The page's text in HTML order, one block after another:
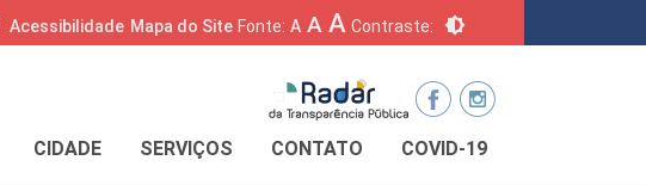
Acessibilidade Mapa do Site Fonte: A A A Contraste: brightness_6
CIDADE SERVIÇOS CONTATO COVID-19